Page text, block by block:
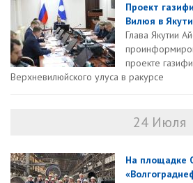
Проект
Вилюя в
Глава Якутии
проекте
Верхневилюйского улуса в ракурсе
24 Июля
На площадке